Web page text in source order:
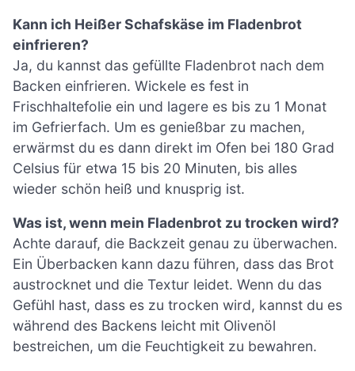
Kann ich Heißer Schafskäse im Fladenbrot
einfrieren?
Ja, du kannst das gefüllte Fladenbrot nach dem
Backen einfrieren. Wickele es fest in
Frischhaltefolie ein und lagere es bis zu 1 Monat
im Gefrierfach. Um es genießbar zu machen,
erwärmst du es dann direkt im Ofen bei 180 Grad
Celsius für etwa 15 bis 20 Minuten, bis alles
wieder schön heiß und knusprig ist.
Was ist, wenn mein Fladenbrot zu trocken wird?
Achte darauf, die Backzeit genau zu überwachen.
Ein Überbacken kann dazu führen, dass das Brot
austrocknet und die Textur leidet. Wenn du das
Gefühl hast, dass es zu trocken wird, kannst du es
während des Backens leicht mit Olivenöl
bestreichen, um die Feuchtigkeit zu bewahren.